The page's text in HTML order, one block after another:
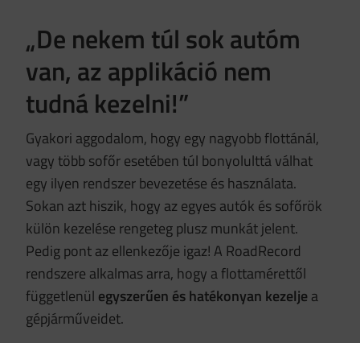
„De nekem túl sok autóm
van, az applikáció nem
tudná kezelni!”
Gyakori aggodalom, hogy egy nagyobb flottánál,
vagy több sofőr esetében túl bonyolulttá válhat
egy ilyen rendszer bevezetése és használata.
Sokan azt hiszik, hogy az egyes autók és sofőrök
külön kezelése rengeteg plusz munkát jelent.
Pedig pont az ellenkezője igaz! A RoadRecord
rendszere alkalmas arra, hogy a flottamérettől
függetlenül egyszerűen és hatékonyan kezeljea
gépjárműveidet.